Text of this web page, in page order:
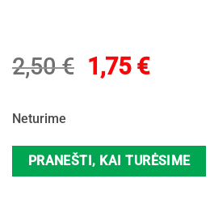
2,50€ Original
1,75 €Current
Neturime
PRANEŠTI, KAI TURĖSIME